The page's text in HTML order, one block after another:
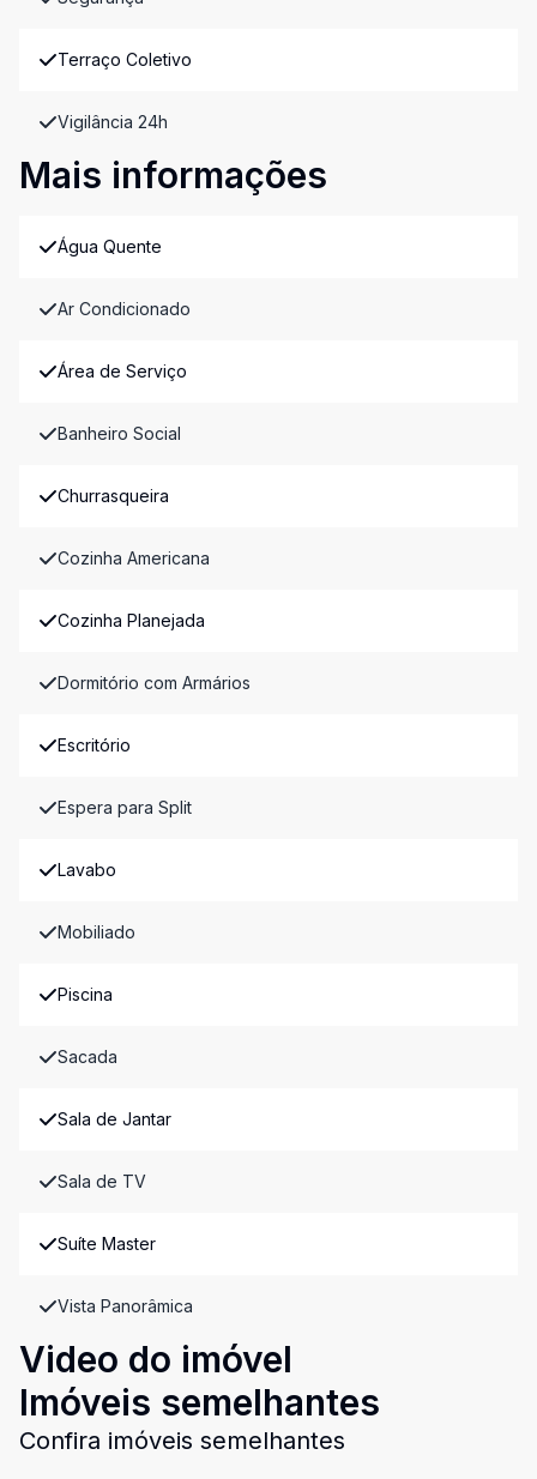
Terraço Coletivo
Vigilância 24h
Mais informações
Água Quente
Ar Condicionado
Área de Serviço
Banheiro Social
Churrasqueira
Cozinha Americana
Cozinha Planejada
Dormitório com Armários
Escritório
Espera para Split
Lavabo
Mobiliado
Piscina
Sacada
Sala de Jantar
Sala de TV
Suíte Master
Vista Panorâmica
Video do imóvel
Imóveis semelhantes
Confira imóveis semelhantes